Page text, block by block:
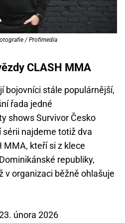
/ Profimedia
CLASH MMA
bojovníci stále populárnější,
řada jedné
shows Survivor Česko
sérii najdeme totiž dva
MMA, kteří si z klece
republiky,
v organizaci běžně ohlašuje
února 2026